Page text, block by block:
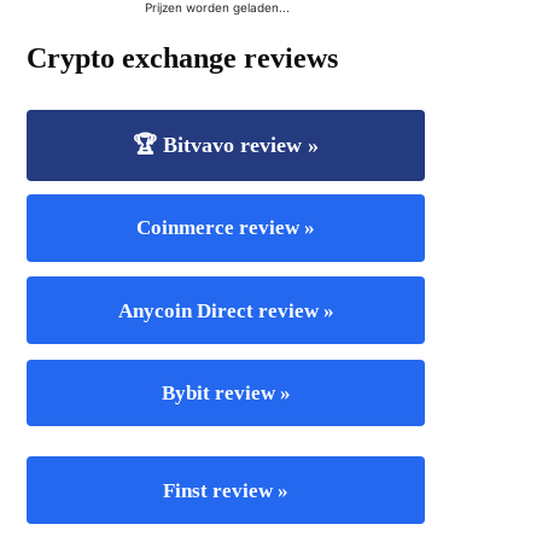
Crypto exchange reviews
🏆 Bitvavo review »
Coinmerce review »
Anycoin Direct review »
Bybit review »
Finst review »